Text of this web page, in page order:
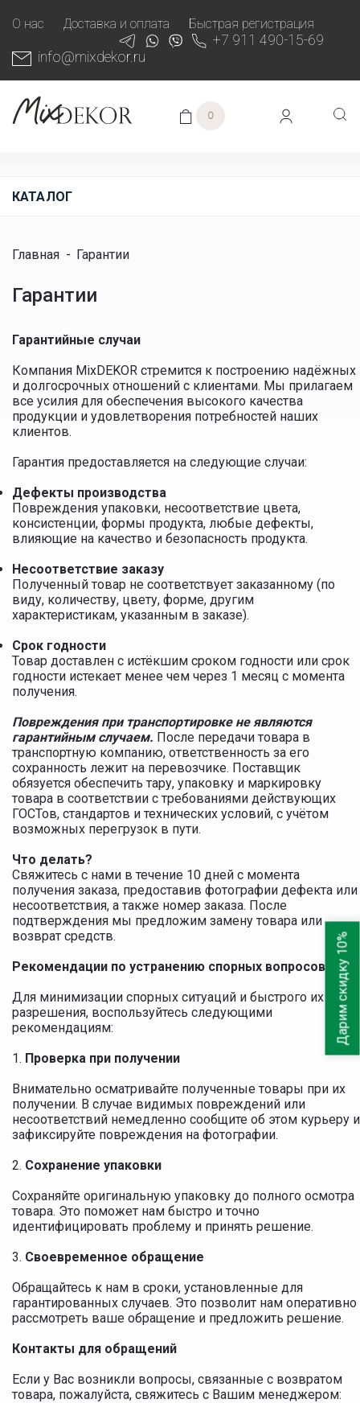
О нас Доставка и оплата Быстрая регистрация
+7 911 490-15-69
info@mixdekor.ru
0
КАТАЛОГ
Главная - Гарантии
Гарантии
Гарантийные случаи
Компания MixDEKOR стремится к построению надёжных
и долгосрочных отношений с клиентами. Мы прилагаем
все усилия для обеспечения высокого качества
продукции и удовлетворения потребностей наших
клиентов.
Гарантия предоставляется на следующие случаи:
Дефекты производства
Повреждения упаковки, несоответствие цвета,
консистенции, формы продукта, любые дефекты,
влияющие на качество и безопасность продукта.
Несоответствие заказу
Полученный товар не соответствует заказанному (по
виду, количеству, цвету, форме, другим
характеристикам, указанным в заказе).
Срок годности
Товар доставлен с истёкшим сроком годности или срок
годности истекает менее чем через 1 месяц с момента
получения.
Повреждения при транспортировке не являются
гарантийным случаем. После передачи товара в
транспортную компанию, ответственность за его
сохранность лежит на перевозчике. Поставщик
обязуется обеспечить тару, упаковку и маркировку
товара в соответствии с требованиями действующих
ГОСТов, стандартов и технических условий, с учётом
возможных перегрузок в пути.
Что делать?
Свяжитесь с нами в течение 10 дней с момента
получения заказа, предоставив фотографии дефекта или
несоответствия, а также номер заказа. После
подтверждения мы предложим замену товара или
возврат средств.
Рекомендации по устранению спорных вопросов
Для минимизации спорных ситуаций и быстрого их
разрешения, воспользуйтесь следующими
рекомендациям:
1. Проверка при получении
Внимательно осматривайте полученные товары при их
получении. В случае видимых повреждений или
несоответствий немедленно сообщите об этом курьеру и
зафиксируйте повреждения на фотографии.
2. Сохранение упаковки
Сохраняйте оригинальную упаковку до полного осмотра
товара. Это поможет нам быстро и точно
идентифицировать проблему и принять решение.
3. Своевременное обращение
Обращайтесь к нам в сроки, установленные для
гарантированных случаев. Это позволит нам оперативно
рассмотреть ваше обращение и предложить решение.
Контакты для обращений
Если у Вас возникли вопросы, связанные с возвратом
товара, пожалуйста, свяжитесь с Вашим менеджером:
Дарим скидку 10%